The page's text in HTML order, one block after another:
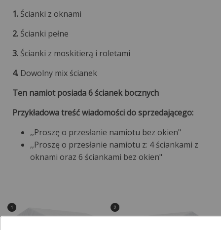
1. Ścianki z oknami
2. Ścianki pełne
3. Ścianki z moskitierą i roletami
4. Dowolny mix ścianek
Ten namiot posiada 6 ścianek bocznych
Przykładowa treść wiadomości do sprzedającego:
,,Proszę o przesłanie namiotu bez okien"
,,Proszę o przesłanie namiotu z: 4 ściankami z
oknami oraz 6 ściankami bez okien"